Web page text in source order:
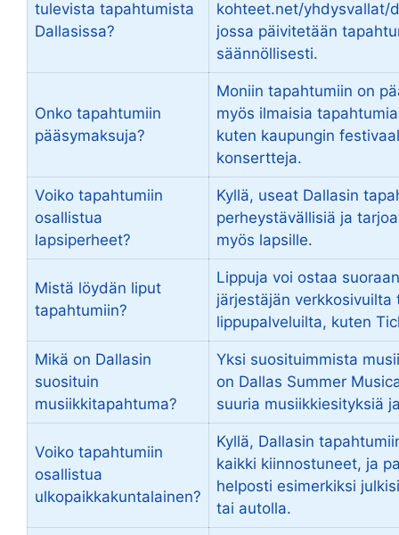
tulevista tapahtumista
Dallasissa?
kohteet.net/yhdysvallat/
jossa päivitetään
säännöllisesti.
Onko tapahtumiin
pääsymaksuja?
Moniin tapahtumiin on
myös ilmaisia
kuten kaupungin
konsertteja.
Voiko tapahtumiin
osallistua
lapsiperheet?
Kyllä, useat Dallasin
perheystävällisiä ja
myös lapsille.
Mistä löydän liput
tapahtumiin?
Lippuja voi ostaa
järjestäjän
lippupalveluilta, kuten
Mikä on Dallasin
suosituin
musiikkitapahtuma?
Yksi suosituimmista
on Dallas Summer
suuria musiikkiesityksiä
Voiko tapahtumiin
osallistua
ulkopaikkakuntalainen?
Kyllä, Dallasin
kaikki kiinnostuneet, ja
helposti esimerkiksi
tai autolla.